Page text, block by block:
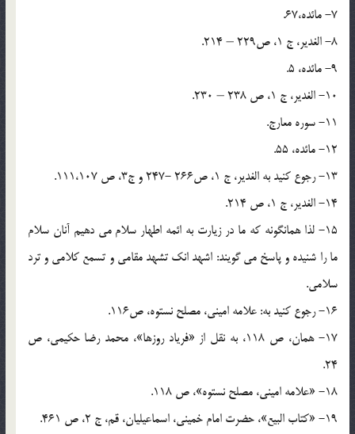
7- مائده،67.
8- الغدير، ج 1، ص‏229 – 214.
9- مائده، 5.
10- الغدير، ج 1، ص 238 – 230.
11- سوره معارج.
12- مائده، 55.
13- رجوع كنيد به الغدير، ج 1، ص‏266 -247 و ج‏3، ص 111،107.
14- الغدير، ج 1، ص 214.
15- لذا همانگونه كه ما در زيارت به ائمه اطهار سلام می ‏دهيم آنان سلام
ما را شنيده و پاسخ می ‏گويند: اشهد انك تشهد مقامى و تسمع كلامى و ترد
سلامى.
16- رجوع كنيد به: علامه امينى، مصلح نستوه، ص‏116.
17- همان، ص 118، به نقل از «فرياد روزها»، محمد رضا حكيمى، ص
24.
18- «علامه امينى، مصلح نستوه‏»، ص 118.
19- «كتاب البيع‏»، حضرت امام خمينى، اسماعيليان، قم، ج 2، ص 461.